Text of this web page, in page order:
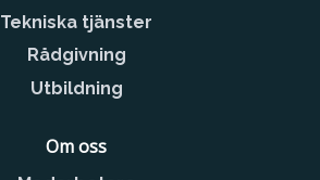
Tekniska tjänster
Rådgivning
Utbildning
Om oss